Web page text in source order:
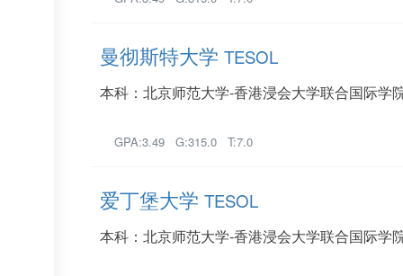
曼彻斯特大学 TESOL
本科：北京师范大学-香港浸会大学联合国际学
GPA:3.49 G:315.0 T:7.0
爱丁堡大学 TESOL
本科：北京师范大学-香港浸会大学联合国际学